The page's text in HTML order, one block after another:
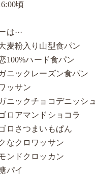
頃
は···
麦粉入り山型食パン
100%ハード食パン
ニックレーズン食パン
ッサン
ニックチョコデニッシュ
ロアマンドショコラ
ロさつまいもぱん
なクロワッサン
ンドクロッカン
パイ